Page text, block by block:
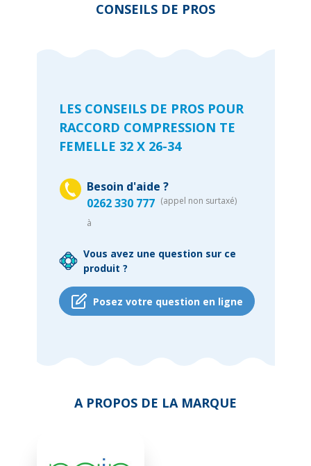
CONSEILS DE PROS
LES CONSEILS DE PROS POUR
RACCORD COMPRESSION TE
FEMELLE 32 X 26-34
Besoin d'aide ?
0262 330 777 (appel non surtaxé)
à
Vous avez une question sur ce
produit ?
Posez votre question en ligne
A PROPOS DE LA MARQUE